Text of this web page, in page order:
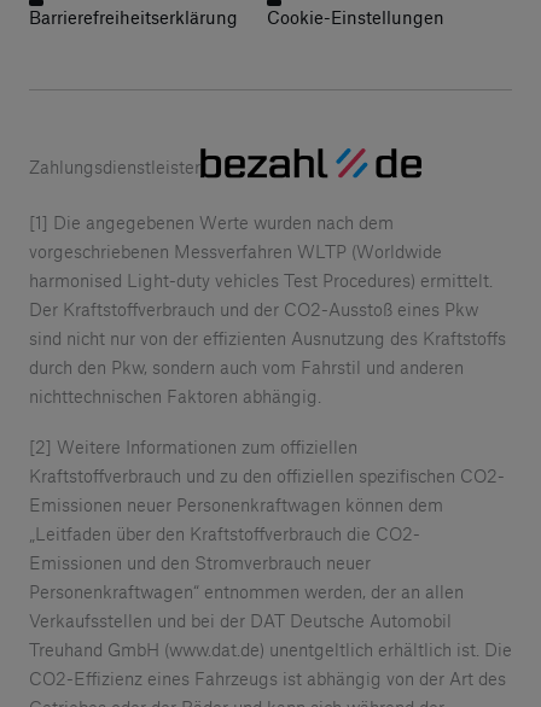
Barrierefreiheitserklärung
Cookie-Einstellungen
Zahlungsdienstleister
[1] Die angegebenen Werte wurden nach dem
vorgeschriebenen Messverfahren WLTP (Worldwide
harmonised Light-duty vehicles Test Procedures) ermittelt.
Der Kraftstoffverbrauch und der CO2-Ausstoß eines Pkw
sind nicht nur von der effizienten Ausnutzung des Kraftstoffs
durch den Pkw, sondern auch vom Fahrstil und anderen
nichttechnischen Faktoren abhängig.
[2] Weitere Informationen zum offiziellen
Kraftstoffverbrauch und zu den offiziellen spezifischen CO2-
Emissionen neuer Personenkraftwagen können dem
„Leitfaden über den Kraftstoffverbrauch die CO2-
Emissionen und den Stromverbrauch neuer
Personenkraftwagen“ entnommen werden, der an allen
Verkaufsstellen und bei der DAT Deutsche Automobil
Treuhand GmbH (www.dat.de) unentgeltlich erhältlich ist. Die
CO2-Effizienz eines Fahrzeugs ist abhängig von der Art des